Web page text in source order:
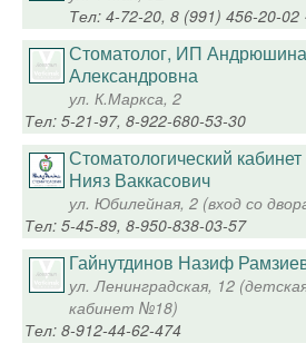
Тел: 4-72-20, 8 (991) 456-20-02 ·
Стоматолог, ИП
Александровна
ул. К.Маркса, 2
Тел: 5-21-97, 8-922-680-53-30
Стоматологический
Нияз Ваккасович
ул. Юбилейная, 2 (вход со
Тел: 5-45-89, 8-950-838-03-57
Гайнутдинов Назиф
ул. Ленинградская, 12
кабинет №18)
Тел: 8-912-44-62-474